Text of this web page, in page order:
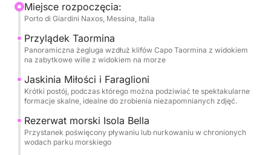
do Capo Taormina, gdzie klify i naturalne jaskinie
oferują spektakularne widoki. Kontynuujemy podróż
w kierunku Grotta dell’Amore i malowniczych
Faraglioni, idealnych do zrobienia pocztówkowych
zdjęć. Następnie docieramy do Rezerwatu
Morskiego Isola Bella, gdzie możemy zażyć
regenerującej kąpieli lub posnurkować w
Błękitna Grota, która zachwyca niesamowitą grą
błękitnego światła. Po niej czeka nas chwila
Miejsce rozpoczęcia:
Porto di Giardini Naxos, Messina, Italia
Przylądek Taormina
Panoramiczna żegluga wzdłuż klifów Capo Taormina z widokiem
na zabytkowe wille z widokiem na morze
Jaskinia Miłości i Faraglioni
Krótki postój, podczas którego można podziwiać te spektakularne
formacje skalne, idealne do zrobienia niezapomnianych zdjęć.
Rezerwat morski Isola Bella
Przystanek poświęcony pływaniu lub nurkowaniu w chronionych
wodach parku morskiego